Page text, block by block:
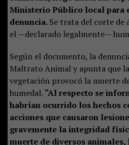
Ministerio Público local para
denuncia.Se trata del corte de
el —declarado legalmente—
Según el documento, la
Maltrato Animal y apunta que
vegetación provocó la muerte
humedal. “Al respecto se
habrían ocurrido los hechos
acciones que causaron
gravemente la integridad
muerte de diversos